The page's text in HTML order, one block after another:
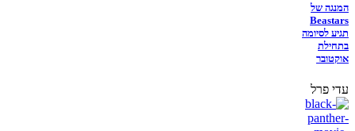
המנגה של
Beastars
תגיע לסיומה
בתחילת
אוקטובר
עדי פרל